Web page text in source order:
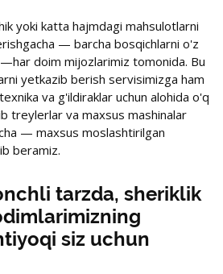
yoki katta hajmdagi mahsulotlarni
— barcha bosqichlarni o'z
doim mijozlarimiz tomonida. Bu
yetkazib berish servisimizga ham
va g'ildiraklar uchun alohida o'q
treylerlar va maxsus mashinalar
— maxsus moslashtirilgan
beramiz.
tarzda, sheriklik
siz uchun